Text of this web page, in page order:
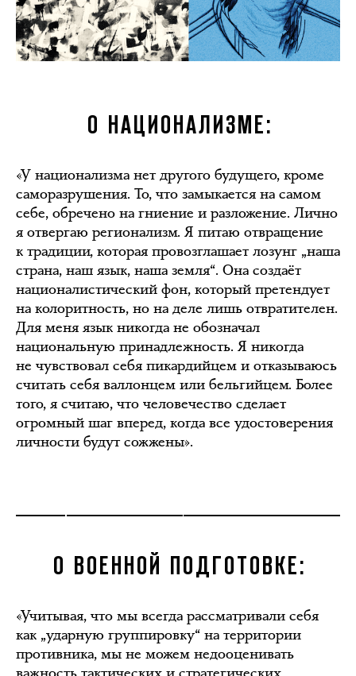
О НАЦИОНАЛИЗМЕ:
«У национализма нет другого будущего, кроме
саморазрушения. То, что замыкается на самом
себе, обречено на гниение и разложение. Лично
я отвергаю регионализм. Я питаю отвращение
к традиции, которая провозглашает лозунг „наша
страна, наш язык, наша земля“. Она создаёт
националистический фон, который претендует
на колоритность, но на деле лишь отвратителен.
Для меня язык никогда не обозначал
национальную принадлежность. Я никогда
не чувствовал себя пикардийцем и отказываюсь
считать себя валлонцем или бельгийцем. Более
того, я считаю, что человечество сделает
огромный шаг вперед, когда все удостоверения
личности будут сожжены».
О ВОЕННОЙ ПОДГОТОВКЕ:
«Учитывая, что мы всегда рассматривали себя
как „ударную группировку“ на территории
противника, мы не можем недооценивать